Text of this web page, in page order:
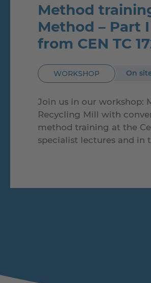
Method
Method – Part
from CEN TC
WORKSHOP On
Join us in our workshop:
Recycling Mill with
method training at the
specialist lectures and